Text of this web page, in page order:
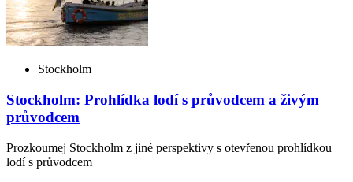
Stockholm
Stockholm: Prohlídka lodí s průvodcem a živým
průvodcem
Prozkoumej Stockholm z jiné perspektivy s otevřenou prohlídkou
lodí s průvodcem